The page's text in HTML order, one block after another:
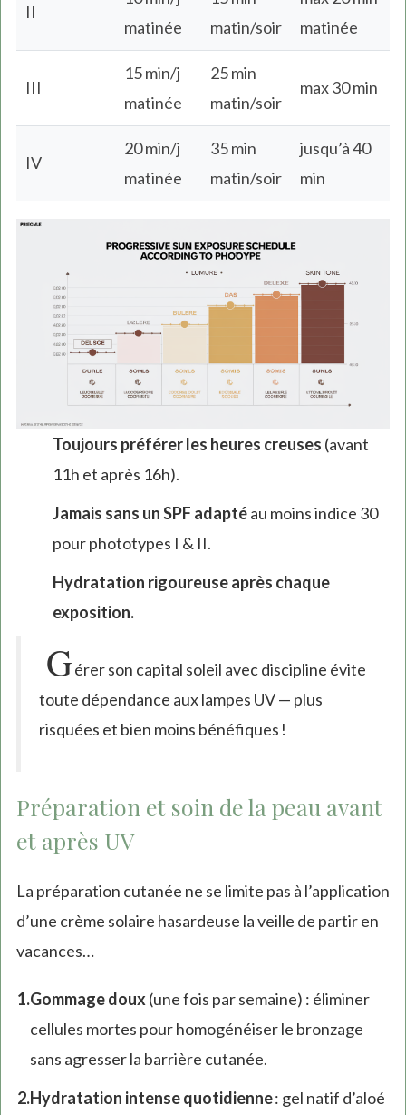
II
matinée
matin/soir
matinée
III
15 min/j
matinée
25 min
matin/soir
max 30 min
IV
20 min/j
matinée
35 min
matin/soir
jusqu’à 40
min
Toujours préférer les heures creuses (avant
11h et après 16h).
Jamais sans un SPF adaptéau moins indice 30
pour phototypes I & II.
Hydratation rigoureuse après chaque
exposition.
Gérer son capital soleil avec discipline évite
toute dépendance aux lampes UV — plus
risquées et bien moins bénéfiques !
Préparation et soin de la peau avant
et après UV
La préparation cutanée ne se limite pas à l’application
d’une crème solaire hasardeuse la veille de partir en
vacances…
Gommage doux (une fois par semaine) : éliminer
cellules mortes pour homogénéiser le bronzage
sans agresser la barrière cutanée.
Hydratation intense quotidienne: gel natif d’aloé